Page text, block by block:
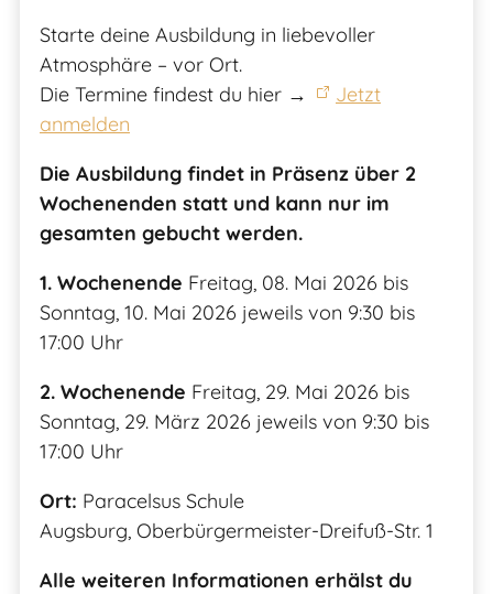
Starte deine Ausbildung in liebevoller
Atmosphäre – vor Ort.
Die Termine findest du hier →
Jetzt
anmelden
Die Ausbildung findet in Präsenz über 2
Wochenenden statt und kann nur im
gesamten gebucht werden.
1. Wochenende Freitag, 08. Mai 2026 bis
Sonntag, 10. Mai 2026 jeweils von 9:30 bis
17:00 Uhr
2. Wochenende Freitag, 29. Mai 2026 bis
Sonntag, 29. März 2026 jeweils von 9:30 bis
17:00 Uhr
Ort: Paracelsus Schule
Augsburg, Oberbürgermeister-Dreifuß-Str. 1
Alle weiteren Informationen erhälst du